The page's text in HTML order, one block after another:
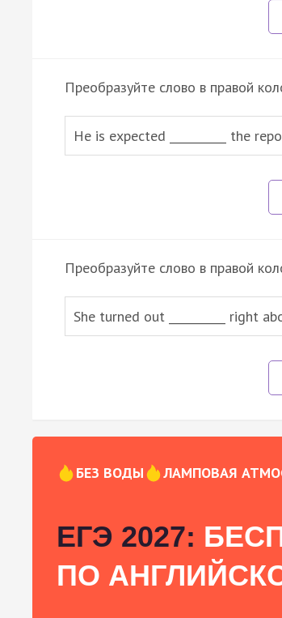
Преобразуйте слово в правой
He is expected __________ the
Преобразуйте слово в правой
She turned out __________ right
БЕЗ ВОДЫ ЛАМПОВАЯ
ЕГЭ 2027:
ПО